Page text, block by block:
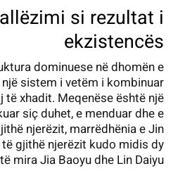
si rezultat i
ekzistencës
dominuese në dhomën e
sistem i vetëm i kombinuar
të xhadit. Meqenëse është një
siç duhet, e menduar dhe e
njerëzit, marrëdhënia e Jin
gjithë njerëzit kudo midis dy
mira Jia Baoyu dhe Lin Daiyu.